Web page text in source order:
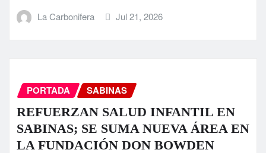
La Carbonifera Jul 21, 2026
PORTADA SABINAS
REFUERZAN SALUD INFANTIL EN
SABINAS; SE SUMA NUEVA ÁREA EN
LA FUNDACIÓN DON BOWDEN